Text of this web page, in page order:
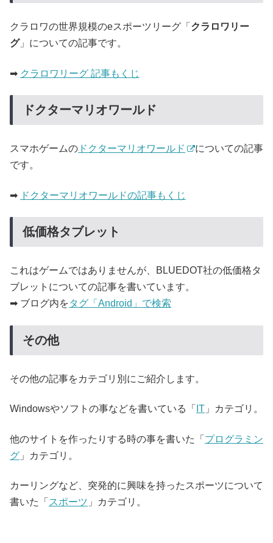
クラロワの世界規模のeスポーツリーグ「 クラロワリー
グ」についての記事です。
➡ クラロワリーグ 記事もくじ
ドクターマリオワールド
スマホゲームの ドクターマリオワールド
についての記事
です。
➡ ドクターマリオワールドの記事もくじ
低価格タブレット
これはゲームではありませんが、BLUEDOT社の低価格タ
ブレットについての記事を書いています。
➡ ブログ内をタグ「Android」で検索
その他
その他の記事をカテゴリ別にご紹介します。
Windowsやソフトの事などを書いている「 IT 」カテゴリ。
他のサイトを作ったりする時の事を書いた「 プログラミン
グ 」カテゴリ。
カーリングなど、突発的に興味を持ったスポーツについて
書いた「 スポーツ 」カテゴリ。